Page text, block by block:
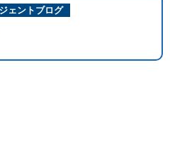
ェントブログ